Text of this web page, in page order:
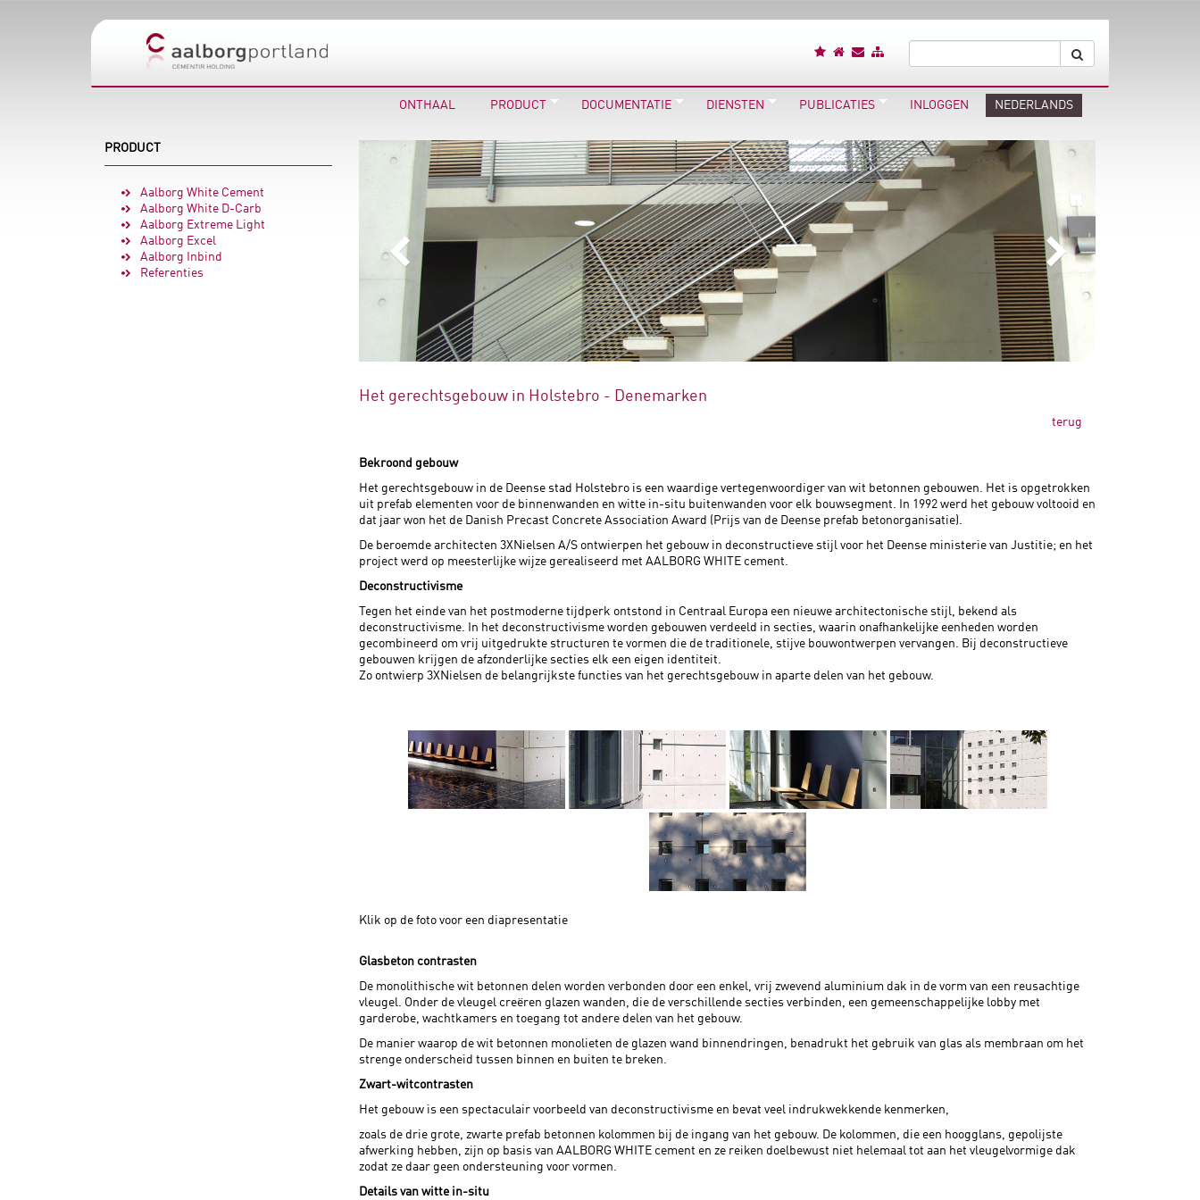
ONTHAAL PRODUCT DOCUMENTATIE DIENSTEN PUBLICATIES INLOGGEN NEDERLANDS
PRODUCT
Aalborg White Cement
Aalborg White D-Carb
Aalborg Extreme Light
Aalborg Excel
Aalborg Inbind
Referenties
Het gerechtsgebouw in Holstebro - Denemarken
terug
Bekroond gebouw
Het gerechtsgebouw in de Deense stad Holstebro is een waardige vertegenwoordiger van wit betonnen gebouwen. Het is opgetrokken
uit prefab elementen voor de binnenwanden en witte in-situ buitenwanden voor elk bouwsegment. In 1992 werd het gebouw voltooid en
dat jaar won het de Danish Precast Concrete Association Award (Prijs van de Deense prefab betonorganisatie).
De beroemde architecten 3XNielsen A/S ontwierpen het gebouw in deconstructieve stijl voor het Deense ministerie van Justitie; en het
project werd op meesterlijke wijze gerealiseerd met AALBORG WHITE cement.
Deconstructivisme
Tegen het einde van het postmoderne tijdperk ontstond in Centraal Europa een nieuwe architectonische stijl, bekend als
deconstructivisme. In het deconstructivisme worden gebouwen verdeeld in secties, waarin onafhankelijke eenheden worden
gecombineerd om vrij uitgedrukte structuren te vormen die de traditionele, stijve bouwontwerpen vervangen. Bij deconstructieve
gebouwen krijgen de afzonderlijke secties elk een eigen identiteit.
Zo ontwierp 3XNielsen de belangrijkste functies van het gerechtsgebouw in aparte delen van het gebouw.
Klik op de foto voor een diapresentatie
Glasbeton contrasten
De monolithische wit betonnen delen worden verbonden door een enkel, vrij zwevend aluminium dak in de vorm van een reusachtige
vleugel. Onder de vleugel creëren glazen wanden, die de verschillende secties verbinden, een gemeenschappelijke lobby met
garderobe, wachtkamers en toegang tot andere delen van het gebouw.
De manier waarop de wit betonnen monolieten de glazen wand binnendringen, benadrukt het gebruik van glas als membraan om het
strenge onderscheid tussen binnen en buiten te breken.
Zwart-witcontrasten
Het gebouw is een spectaculair voorbeeld van deconstructivisme en bevat veel indrukwekkende kenmerken,
zoals de drie grote, zwarte prefab betonnen kolommen bij de ingang van het gebouw. De kolommen, die een hoogglans, gepolijste
afwerking hebben, zijn op basis van AALBORG WHITE cement en ze reiken doelbewust niet helemaal tot aan het vleugelvormige dak
zodat ze daar geen ondersteuning voor vormen.
Details van witte in-situ